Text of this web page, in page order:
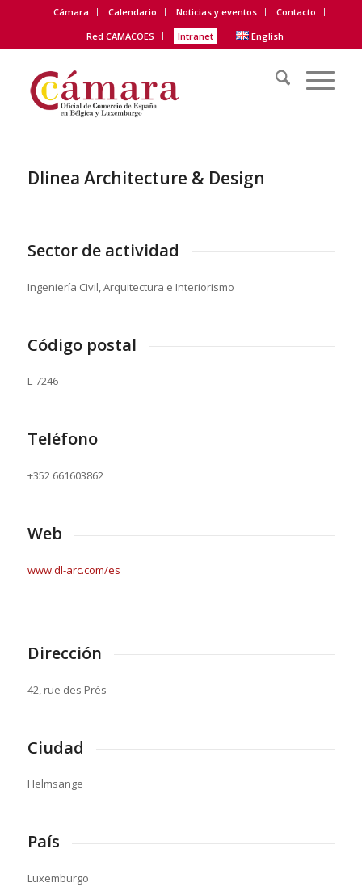
Cámara Calendario Noticias y eventos
Contacto
Red CAMACOES
Intranet English
Dlinea Architecture & Design
Sector de actividad
Ingeniería Civil, Arquitectura e Interiorismo
Código postal
L-7246
Teléfono
+352 661603862
Web
www.dl-arc.com/es
Dirección
42, rue des Prés
Ciudad
Helmsange
País
Luxemburgo